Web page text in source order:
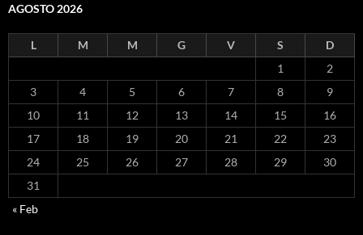
AGOSTO 2026
L M M G V S
D
1
2
3
4 5 6 7 8
9
10
11 12 13 14 15
16
17
18 19 20 21 22
23
24
25 26 27 28 29
30
31
« Feb